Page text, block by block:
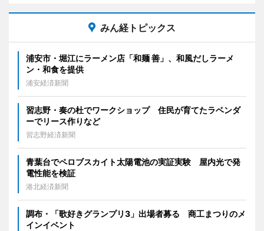
みん経トピックス
浦安市・堀江にラーメン店「和麺 善」、和風だしラーメ
ン・和食を提供
浦安経済新聞
習志野・奏の杜でワークショップ 住民が育てたラベンダ
ーでリース作りなど
習志野経済新聞
青葉台でペロブスカイト太陽電池の実証実験 屋内光で発
電性能を検証
港北経済新聞
調布・「歌好きグランプリ3」出場者募る 商工まつりのメ
インイベント